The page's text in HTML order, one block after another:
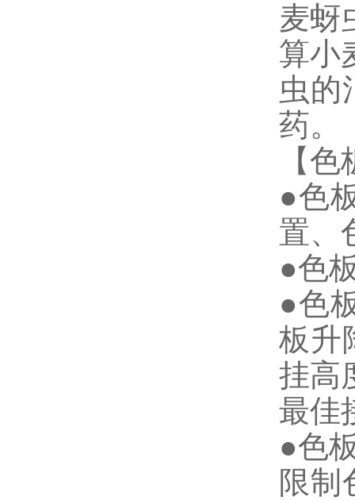
麦蚜
算小
虫的
药。
【
●色
置、
●色
●色
板升
挂高
最佳
●色
限制